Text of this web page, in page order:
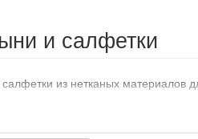
и салфетки
из нетканых материалов